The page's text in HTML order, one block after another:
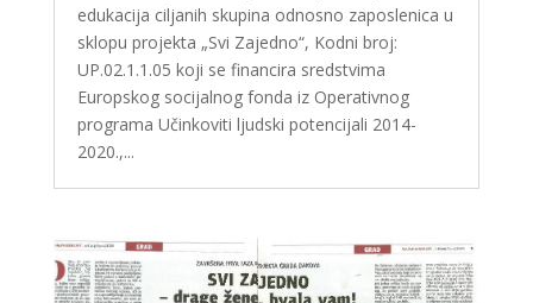
edukacija ciljanih skupina odnosno zaposlenica u
sklopu projekta „Svi Zajedno“, Kodni broj:
UP.02.1.1.05 koji se financira sredstvima
Europskog socijalnog fonda iz Operativnog
programa Učinkoviti ljudski potencijali 2014-
2020.,...